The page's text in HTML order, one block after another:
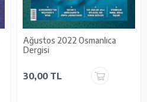
Ağustos 2022 Osmanlıca
Dergisi
30,00 TL